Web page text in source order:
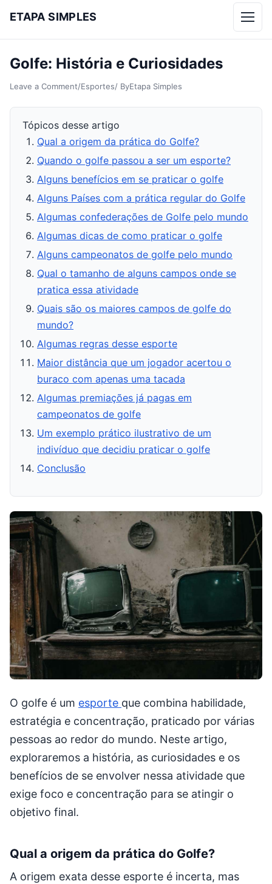
ETAPA SIMPLES Menu
Golfe: História e Curiosidades
Leave a Comment/Esportes/ ByEtapa Simples
Tópicos desse artigo
Qual a origem da prática do Golfe?
Quando o golfe passou a ser um esporte?
Alguns benefícios em se praticar o golfe
Alguns Países com a prática regular do Golfe
Algumas confederações de Golfe pelo mundo
Algumas dicas de como praticar o golfe
Alguns campeonatos de golfe pelo mundo
Qual o tamanho de alguns campos onde se
pratica essa atividade
Quais são os maiores campos de golfe do
mundo?
Algumas regras desse esporte
Maior distância que um jogador acertou o
buraco com apenas uma tacada
Algumas premiações já pagas em
campeonatos de golfe
Um exemplo prático ilustrativo de um
indivíduo que decidiu praticar o golfe
Conclusão
O golfe é um esporte que combina habilidade,
estratégia e concentração, praticado por várias
pessoas ao redor do mundo. Neste artigo,
exploraremos a história, as curiosidades e os
benefícios de se envolver nessa atividade que
exige foco e concentração para se atingir o
objetivo final.
Qual a origem da prática do Golfe?
A origem exata desse esporte é incerta, mas